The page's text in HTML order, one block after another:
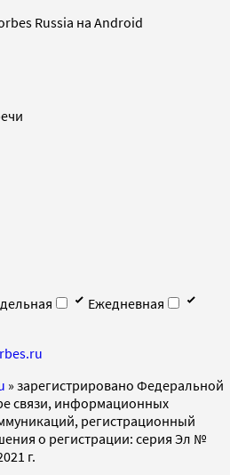
Russia на Android
Ежедневная
» зарегистрировано Федеральной
связи, информационных
регистрационный
о регистрации: серия Эл №
г.